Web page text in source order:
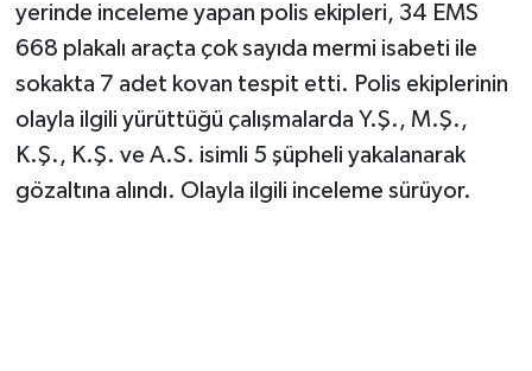
yerinde inceleme yapan polis ekipleri, 34 EMS
668 plakalı araçta çok sayıda mermi isabeti ile
sokakta 7 adet kovan tespit etti. Polis ekiplerinin
olayla ilgili yürüttüğü çalışmalarda Y.Ş., M.Ş.,
K.Ş., K.Ş. ve A.S. isimli 5 şüpheli yakalanarak
gözaltına alındı. Olayla ilgili inceleme sürüyor.